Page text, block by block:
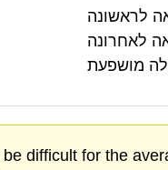
difficult for the